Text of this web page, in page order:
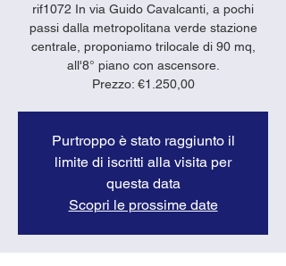
rif1072 In via Guido Cavalcanti, a pochi
passi dalla metropolitana verde stazione
centrale, proponiamo trilocale di 90 mq,
all'8° piano con ascensore.
Prezzo: €1.250,00
Purtroppo è stato raggiunto il
limite di iscritti alla visita per
questa data
Scopri le prossime date